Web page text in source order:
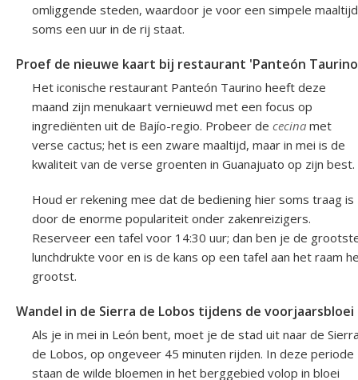
omliggende steden, waardoor je voor een simpele maaltijd
soms een uur in de rij staat.
Proef de nieuwe kaart bij restaurant 'Panteón
Het iconische restaurant Panteón Taurino heeft deze
maand zijn menukaart vernieuwd met een focus op
ingrediënten uit de Bajío-regio. Probeer de cecina met
verse cactus; het is een zware maaltijd, maar in mei is de
kwaliteit van de verse groenten in Guanajuato op zijn best.
Houd er rekening mee dat de bediening hier soms traag is
door de enorme populariteit onder zakenreizigers.
Reserveer een tafel voor 14:30 uur; dan ben je de
lunchdrukte voor en is de kans op een tafel aan het raam
grootst.
Wandel in de Sierra de Lobos tijdens de voorjaarsbloei
Als je in mei in León bent, moet je de stad uit naar de
de Lobos, op ongeveer 45 minuten rijden. In deze periode
staan de wilde bloemen in het berggebied volop in bloei